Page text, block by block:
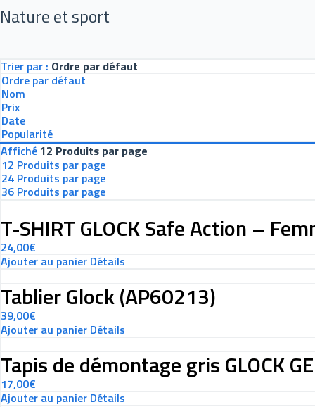
Nature et sport
Trier par : Ordre par défaut
Ordre par défaut
Nom
Prix
Date
Popularité
Affiché 12 Produits par page
12 Produits par page
24 Produits par page
36 Produits par page
T-SHIRT GLOCK Safe Action –
24,00€
Ajouter au panier Détails
Tablier Glock (AP60213)
39,00€
Ajouter au panier Détails
Tapis de démontage gris GLOCK
17,00€
Ajouter au panier Détails